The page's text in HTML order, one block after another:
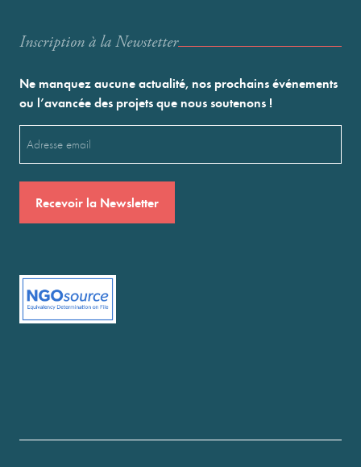
Inscription à la Newstetter
Ne manquez aucune actualité, nos prochains événements
ou l’avancée des projets que nous soutenons !
(Nécessaire)